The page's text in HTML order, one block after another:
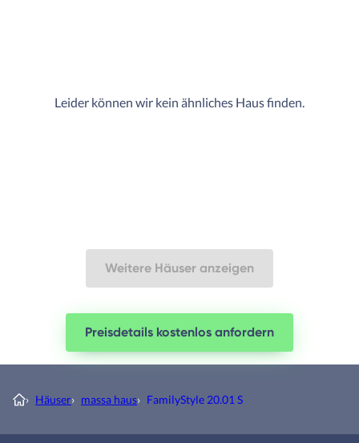
Leider können wir kein ähnliches Haus finden.
Weitere Häuser anzeigen
Preisdetails kostenlos anfordern
› Häuser› massa haus› FamilyStyle 20.01 S